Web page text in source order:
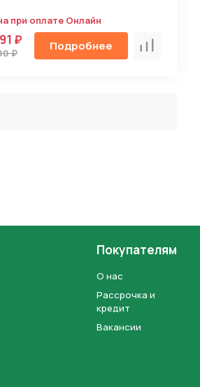
при оплате Онлайн
₽
₽ Подробнее Сравнить
Покупателям
О нас
Рассрочка и
кредит
Вакансии